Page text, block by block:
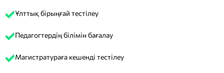
Ұлттық бірыңғай тестілеу
Педагогтердің білімін бағалау
Магистратураға кешенді тестілеу